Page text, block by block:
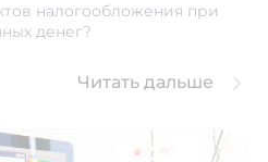
налогообложения при
денег?
Читать дальше